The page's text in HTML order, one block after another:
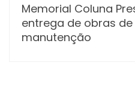
Memorial Coluna
entrega de obras
manutenção